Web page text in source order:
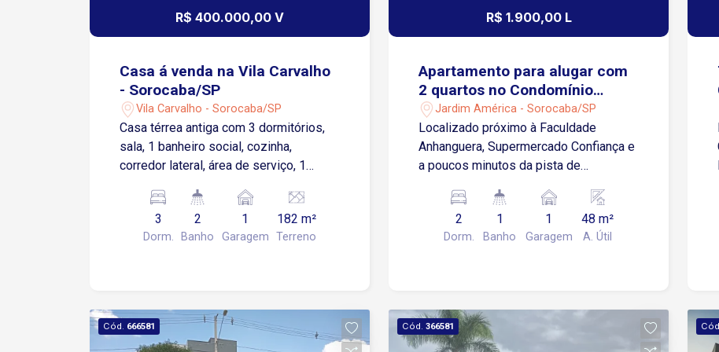
privilegiada, cercado por comércio,
Jardim das Magnólias . Agende sua
visita !!!
R$ 400.000,00 V
Casa á venda na Vila Carvalho
- Sorocaba/SP
Vila Carvalho - Sorocaba/SP
Casa térrea antiga com 3 dormitórios,
sala, 1 banheiro social, cozinha,
corredor lateral, área de serviço, 1
garagem coberta. Imóvel podendo ser
residencial ou comercial a 5 minutos do
centro e do comércio da cidade.
3
Dorm.
2
Banho
1
Garagem
182 m²
Terreno
R$ 1.900,00 L
Apartamento para alugar com
2 quartos no Condomínio
Spazio Salamanca em
Sorocaba/SP
Jardim América - Sorocaba/SP
Localizado próximo à Faculdade
Anhanguera, Supermercado Confiança e
a poucos minutos da pista de
acesso à Rodovia Raposo Tavares,
além de estar cercado por restaurantes,
farmácias, academias e diversos
serviço Garagem: 1 vaga descoberta
Condomínio oferece Portaria 24 horas
2
Dorm.
1
Banho
1
Garagem
48 m²
A. Útil
Cód. 666581 Cód. 366581